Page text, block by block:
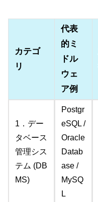
カテゴ
リ
代表
的ミ
ドル
ウェ
ア例
1．デー
タベース
管理シス
テム (DB
MS)
Postgr
eSQL /
Oracle
Datab
ase /
MySQ
L